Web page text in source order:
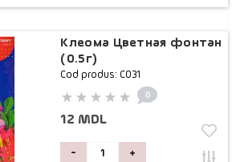
Клеома Цветная фонтан
(0.5г)
Cod produs: C031
0
12 MDL
- +